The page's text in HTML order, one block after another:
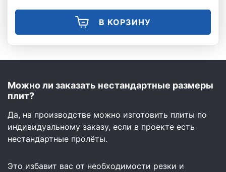
В КОРЗИНУ
Можно ли заказать нестандартные размеры
плит?
Да, на производстве можно изготовить плиты по
индивидуальному заказу, если в проекте есть
нестандартные пролёты.
Это избавит вас от необходимости резки и